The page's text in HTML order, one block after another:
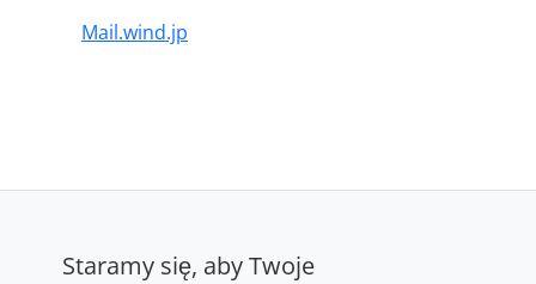
Mail.wind.jp
Staramy się, aby Twoje